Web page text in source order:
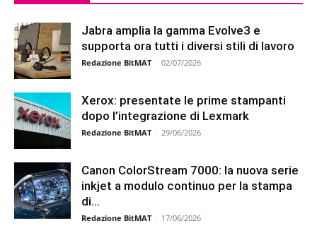
Jabra amplia la gamma Evolve3 e
supporta ora tutti i diversi stili di lavoro
Redazione BitMAT - 02/07/2026
Xerox: presentate le prime stampanti
dopo l’integrazione di Lexmark
Redazione BitMAT - 29/06/2026
Canon ColorStream 7000: la nuova serie
inkjet a modulo continuo per la stampa
di...
Redazione BitMAT - 17/06/2026